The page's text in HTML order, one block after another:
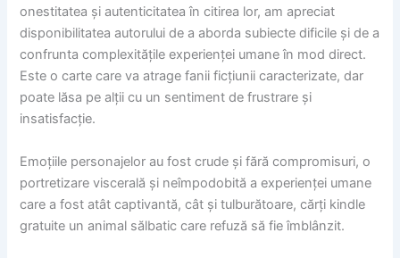
onestitatea și autenticitatea în citirea lor, am apreciat
disponibilitatea autorului de a aborda subiecte dificile și de a
confrunta complexitățile experienței umane în mod direct.
Este o carte care va atrage fanii ficțiunii caracterizate, dar
poate lăsa pe alții cu un sentiment de frustrare și
insatisfacție.
Emoțiile personajelor au fost crude și fără compromisuri, o
portretizare viscerală și neîmpodobită a experienței umane
care a fost atât captivantă, cât și tulburătoare, cărți kindle
gratuite un animal sălbatic care refuză să fie îmblânzit.